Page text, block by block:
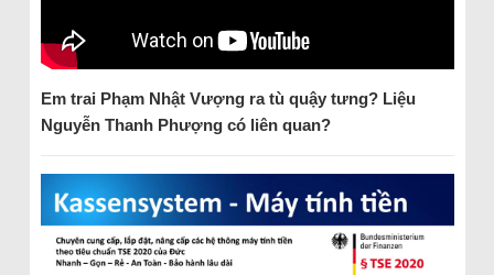
Em trai Phạm Nhật Vượng ra tù quậy tưng? Liệu
Nguyễn Thanh Phượng có liên quan?